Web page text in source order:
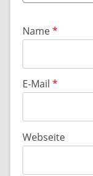
Name*
E-Mail *
Webseite